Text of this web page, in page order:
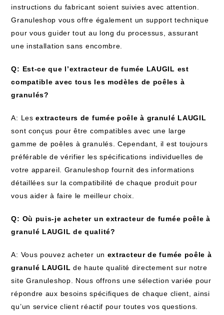
instructions du fabricant soient suivies avec attention.
Granuleshop vous offre également un support technique
pour vous guider tout au long du processus, assurant
une installation sans encombre.
Q: Est-ce que l’extracteur de fumée LAUGIL est
compatible avec tous les modèles de poêles à
granulés?
A: Lesextracteurs de fumée poêle à granulé LAUGIL
sont conçus pour être compatibles avec une large
gamme de poêles à granulés. Cependant, il est toujours
préférable de vérifier les spécifications individuelles de
votre appareil. Granuleshop fournit des informations
détaillées sur la compatibilité de chaque produit pour
vous aider à faire le meilleur choix.
Q: Où puis-je acheter un extracteur de fumée poêle à
granulé LAUGIL de qualité?
A: Vous pouvez acheter un extracteur de fumée poêle à
granulé LAUGIL de haute qualité directement sur notre
site Granuleshop. Nous offrons une sélection variée pour
répondre aux besoins spécifiques de chaque client, ainsi
qu’un service client réactif pour toutes vos questions.